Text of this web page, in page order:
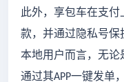
此外，享包车在支
款，并通过隐私号保
本地用户而言，无论
通过其APP一键发单